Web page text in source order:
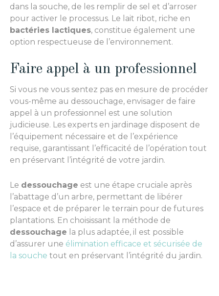
dans la souche, de les remplir de sel et d’arroser
pour activer le processus. Le lait ribot, riche en
bactéries lactiques, constitue également une
option respectueuse de l’environnement.
Faire appel à un professionnel
Si vous ne vous sentez pas en mesure de procéder
vous-même au dessouchage, envisager de faire
appel à un professionnel est une solution
judicieuse. Les experts en jardinage disposent de
l’équipement nécessaire et de l’expérience
requise, garantissant l’efficacité de l’opération tout
en préservant l’intégrité de votre jardin.
Le dessouchage est une étape cruciale après
l’abattage d’un arbre, permettant de libérer
l’espace et de préparer le terrain pour de futures
plantations. En choisissant la méthode de
dessouchage la plus adaptée, il est possible
d’assurer une élimination efficace et sécurisée de
la souche tout en préservant l’intégrité du jardin.